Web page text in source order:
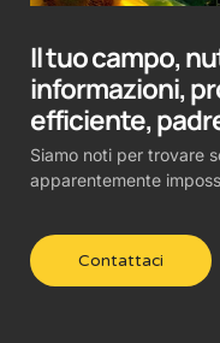
Il tuo campo,
informazioni,
efficiente,
Siamo noti per trovare
apparentemente
Contattaci